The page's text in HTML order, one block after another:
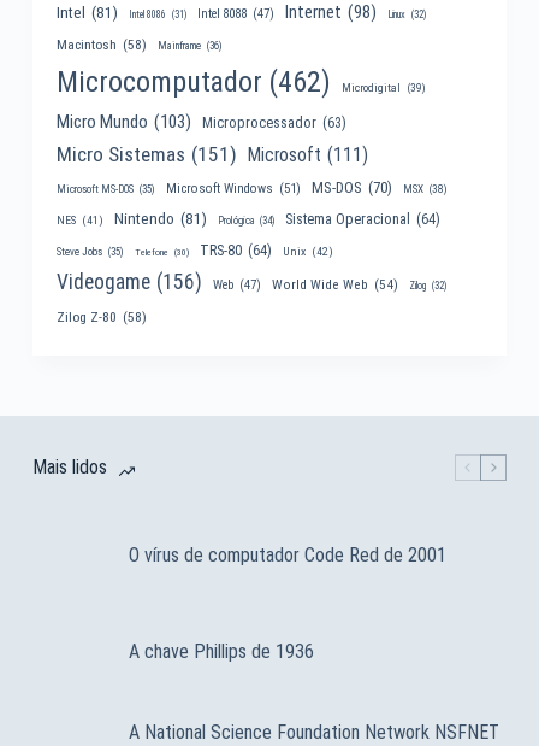
Intel (81) Intel 8086 (31) Intel 8088 (47) Internet (98) Linux (32)
Macintosh (58) Mainframe (36)
Microcomputador (462) Microdigital (39)
Micro Mundo (103) Microprocessador (63)
Micro Sistemas (151) Microsoft (111)
Microsoft MS-DOS (35) Microsoft Windows (51) MS-DOS (70) MSX (38)
NES (41) Nintendo (81) Prológica (34) Sistema Operacional (64)
Steve Jobs (35) Telefone (30) TRS-80 (64) Unix (42)
Videogame (156) Web (47) World Wide Web (54) Zilog (32)
Zilog Z-80 (58)
Mais lidos
O vírus de computador Code Red de 2001
A chave Phillips de 1936
A National Science Foundation Network NSFNET